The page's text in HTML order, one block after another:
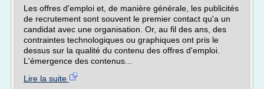
Les offres d'emploi et, de manière générale, les publicités
de recrutement sont souvent le premier contact qu'a un
candidat avec une organisation. Or, au fil des ans, des
contraintes technologiques ou graphiques ont pris le
dessus sur la qualité du contenu des offres d'emploi.
L'émergence des contenus...
Lire la suite